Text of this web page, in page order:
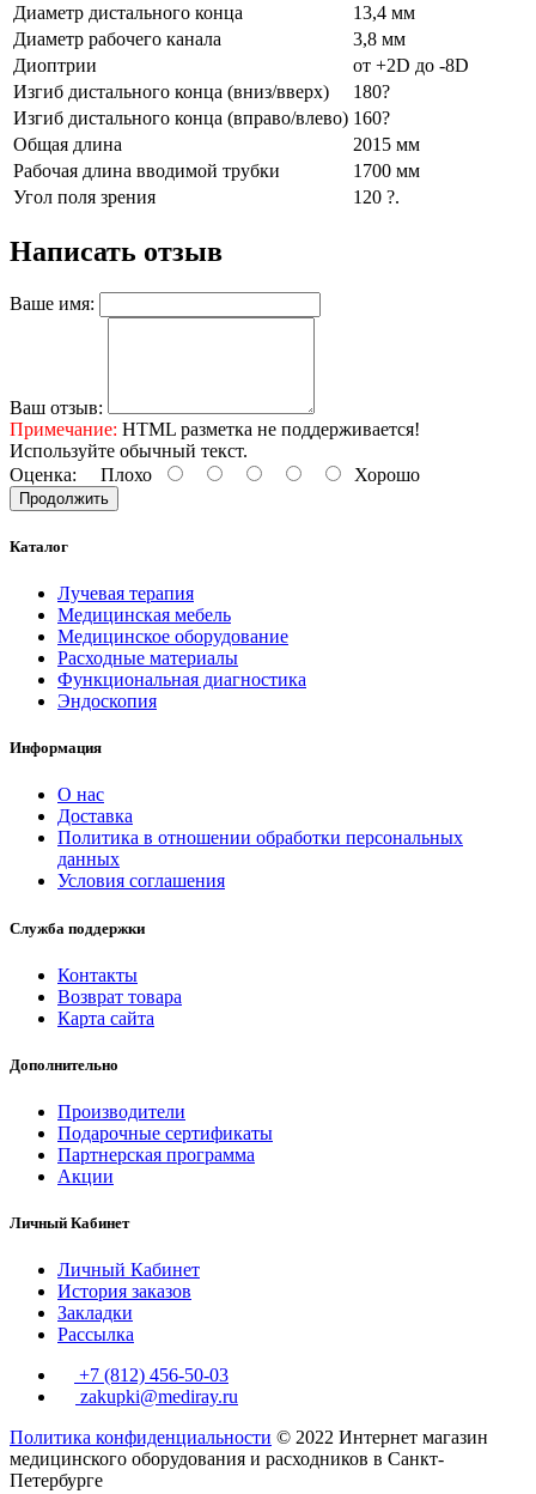
Диаметр дистального конца
13,4 мм
Диаметр рабочего канала
3,8 мм
Диоптрии
от +2D до -8D
Изгиб дистального конца (вниз/вверх)
180?
Изгиб дистального конца (вправо/влево) 160?
Общая длина
2015 мм
Рабочая длина вводимой трубки
1700 мм
Угол поля зрения
120 ?.
Написать отзыв
Ваше имя:
Ваш отзыв:
Примечание: HTML разметка не поддерживается!
Используйте обычный текст.
Оценка: Плохо Хорошо
Продолжить
Каталог
Лучевая терапия
Медицинская мебель
Медицинское оборудование
Расходные материалы
Функциональная диагностика
Эндоскопия
Информация
О нас
Доставка
Политика в отношении обработки персональных
данных
Условия соглашения
Служба поддержки
Контакты
Возврат товара
Карта сайта
Дополнительно
Производители
Подарочные сертификаты
Партнерская программа
Акции
Личный Кабинет
Личный Кабинет
История заказов
Закладки
Рассылка
+7 (812) 456-50-03
zakupki@mediray.ru
Политика конфиденциальности © 2022 Интернет магазин
медицинского оборудования и расходников в Санкт-
Петербурге